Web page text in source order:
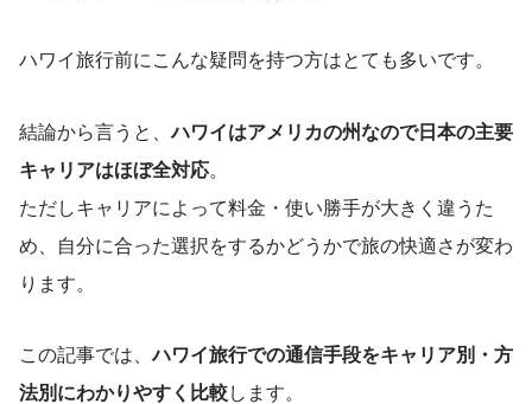
ハワイ旅行前にこんな疑問を持つ方はとても多いです。
結論から言うと、ハワイはアメリカの州なので日本の主要
キャリアはほぼ全対応。
ただしキャリアによって料金・使い勝手が大きく違うた
め、自分に合った選択をするかどうかで旅の快適さが変わ
ります。
この記事では、ハワイ旅行での通信手段をキャリア別・方
法別にわかりやすく比較します。